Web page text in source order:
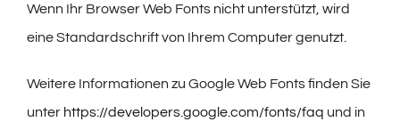
Wenn Ihr Browser Web Fonts nicht unterstützt, wird
eine Standardschrift von Ihrem Computer genutzt.
Weitere Informationen zu Google Web Fonts finden Sie
unter https://developers.google.com/fonts/faq und in